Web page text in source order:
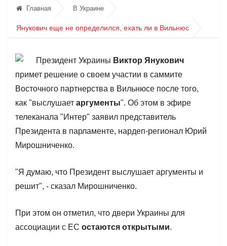
Главная В Украине
Янукович еще не определился, ехать ли в Вильнюс
Президент Украины Виктор Янукович
примет решение о своем участии в саммите
Восточного партнерства в Вильнюсе после того,
как "выслушает аргументы". Об этом в эфире
телеканала "Интер" заявил представитель
Президента в парламенте, нардеп-регионал Юрий
Мирошниченко.
"Я думаю, что Президент выслушает аргументы и
решит", - сказал Мирошниченко.
При этом он отметил, что двери Украины для
ассоциации с ЕС остаются открытыми.